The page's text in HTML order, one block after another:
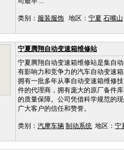
类别： 服装服饰 地区： 宁夏 石嘴山
宁夏腾翔自动变速箱维修站
宁夏腾翔自动变速箱维修站是集自
有影响力和竞争力的汽车自动变速
拥有一批多年从事自动变速箱维修
件的代理商，拥有庞大的原厂备件
的质量保障。公司凭借科学规范的
广大客户的信任和赞誉。
类别： 汽摩车辆 制动系统 地区： 宁